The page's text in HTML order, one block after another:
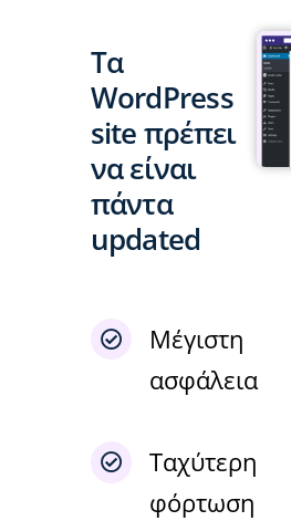
Tα
WordPress
site πρέπει
να είναι
πάντα
updated
Μέγιστη
ασφάλεια
Ταχύτερη
φόρτωση